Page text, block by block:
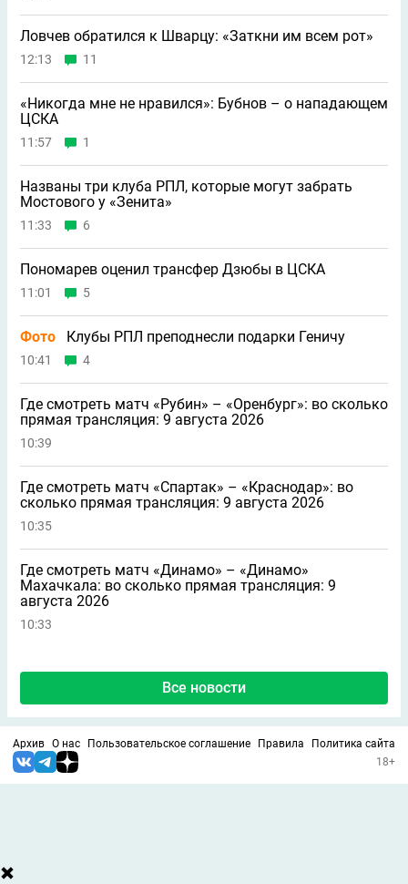
Ловчев обратился к Шварцу: «Заткни им всем рот»
12:13 11
«Никогда мне не нравился»: Бубнов – о нападающем
ЦСКА
11:57 1
Названы три клуба РПЛ, которые могут забрать
Мостового у «Зенита»
11:33 6
Пономарев оценил трансфер Дзюбы в ЦСКА
11:01 5
Фото Клубы РПЛ преподнесли подарки Геничу
10:41 4
Где смотреть матч «Рубин» – «Оренбург»: во сколько
прямая трансляция: 9 августа 2026
10:39
Где смотреть матч «Спартак» – «Краснодар»: во
сколько прямая трансляция: 9 августа 2026
10:35
Где смотреть матч «Динамо» – «Динамо»
Махачкала: во сколько прямая трансляция: 9
августа 2026
10:33
Все новости
Архив О нас Пользовательское соглашение Правила
Политика сайта
18+